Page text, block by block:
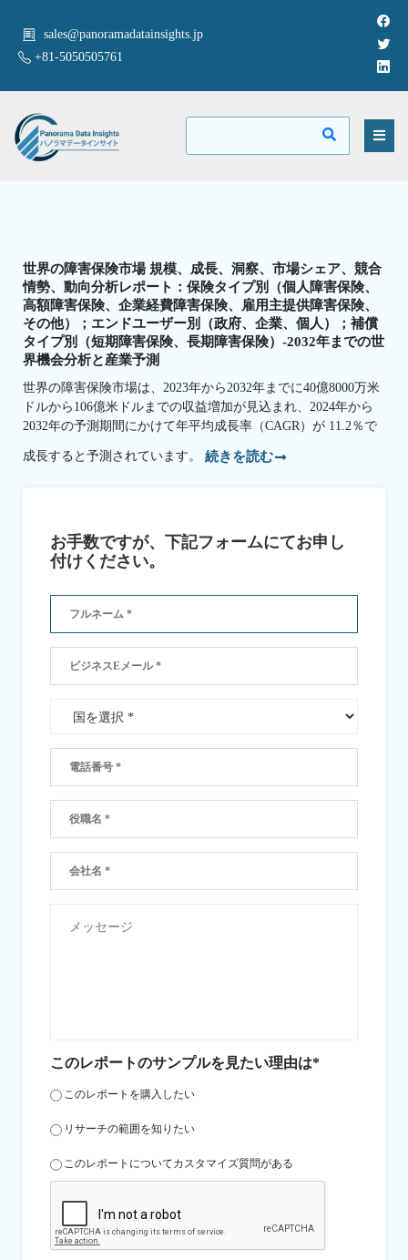
sales@panoramadatainsights.jp
+81-5050505761
世界の障害保険市場 規模、成長、洞察、市場シェア、競合
情勢、動向分析レポート：保険タイプ別（個人障害保険、
高額障害保険、企業経費障害保険、雇用主提供障害保険、
その他）；エンドユーザー別（政府、企業、個人）；補償
タイプ別（短期障害保険、長期障害保険）-2032年までの世
界機会分析と産業予測
世界の障害保険市場は、2023年から2032年までに40億8000万米
ドルから106億米ドルまでの収益増加が見込まれ、2024年から
2032年の予測期間にかけて年平均成長率（CAGR）が 11.2％で
成長すると予測されています。 続きを読む
お手数ですが、下記フォームにてお申し
付けください。
このレポートのサンプルを見たい理由は*
このレポートを購入したい
リサーチの範囲を知りたい
このレポートについてカスタマイズ質問がある